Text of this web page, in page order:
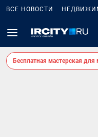
ВСЕ НОВОСТИ
Бесплатная мастерская